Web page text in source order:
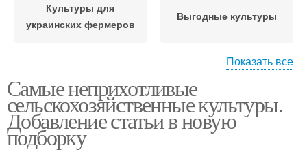
Культуры для
украинских фермеров
Выгодные культуры
выращивания
Показать все
Самые неприхотливые
сельскохозяйственные культуры.
Добавление статьи в новую
подборку